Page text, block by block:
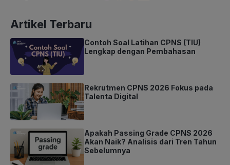
Artikel Terbaru
Contoh Soal Latihan CPNS (TIU)
Lengkap dengan Pembahasan
Rekrutmen CPNS 2026 Fokus pada
Talenta Digital
Apakah Passing Grade CPNS 2026
Akan Naik? Analisis dari Tren Tahun
Sebelumnya